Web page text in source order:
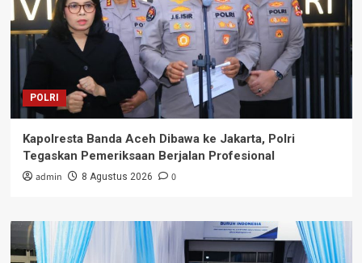
POLRI
Kapolresta Banda Aceh Dibawa ke Jakarta, Polri
Tegaskan Pemeriksaan Berjalan Profesional
admin 8 Agustus 2026 0